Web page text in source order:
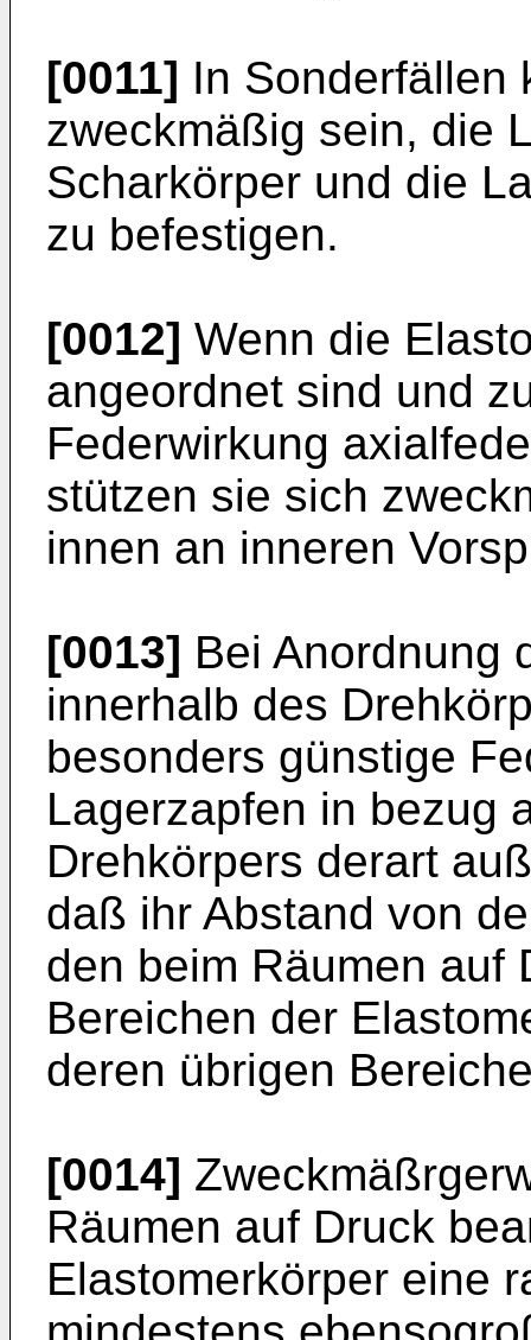
[0011] In Sonderfällen
zweckmäßig sein, die
Scharkörper und die
zu befestigen.
[0012] Wenn die
angeordnet sind und
Federwirkung
stützen sie sich
innen an inneren
[0013] Bei Anordnung
innerhalb des
besonders günstige
Lagerzapfen in bezug
Drehkörpers derart
daß ihr Abstand von
den beim Räumen auf
Bereichen der
deren übrigen
[0014]
Räumen auf Druck
Elastomerkörper eine